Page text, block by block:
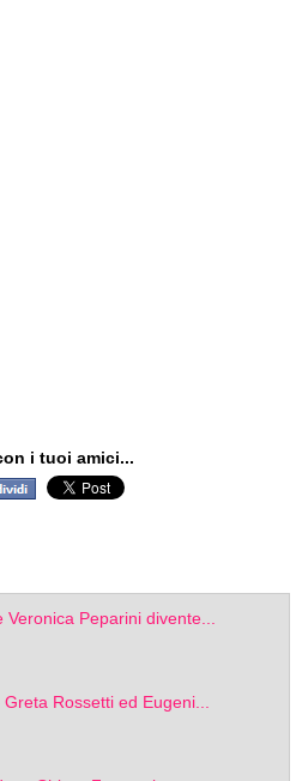
i tuoi amici...
Peparini divente...
Rossetti ed Eugeni...